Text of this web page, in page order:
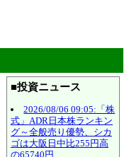
■投資ニュース
2026/08/06 09:05:「株
式」ADR日本株ランキン
グ～全般売り優勢、シカ
ゴは大阪日中比255円高
の65740円